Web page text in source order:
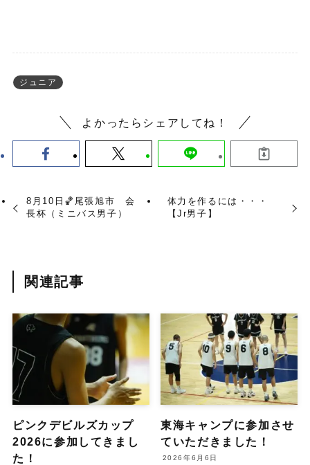
ジュニア
よかったらシェアしてね！
8月10日🏀尾張旭市 会
長杯（ミニバス男子）
体力を作るには・・・
【Jr男子】
関連記事
ピンクデビルズカップ
2026に参加してきまし
た！
東海キャンプに参加させ
ていただきました！
2026年6月6日